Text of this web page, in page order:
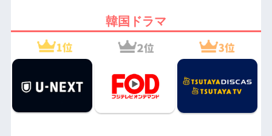
韓国ドラマ